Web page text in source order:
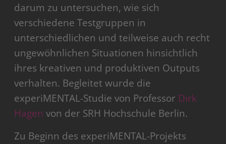
darum zu untersuchen, wie sich
verschiedene Testgruppen in
unterschiedlichen und teilweise auch recht
ungewöhnlichen Situationen hinsichtlich
ihres kreativen und produktiven Outputs
verhalten. Begleitet wurde die
experiMENTAL-Studie von Professor Dirk
Hagen von der SRH Hochschule Berlin.
Zu Beginn des experiMENTAL-Projekts